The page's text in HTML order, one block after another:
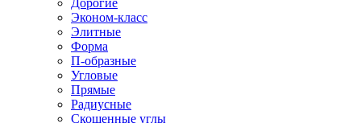
Дорогие
Эконом-класс
Элитные
Форма
П-образные
Угловые
Прямые
Радиусные
Скошенные углы